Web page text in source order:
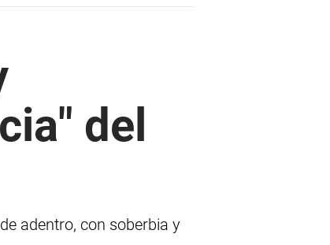
del
adentro, con soberbia y